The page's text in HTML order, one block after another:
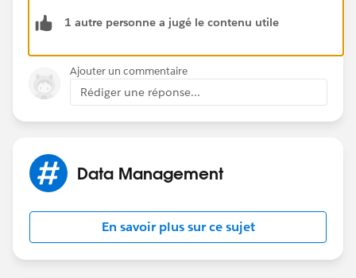
1 autre personne a jugé le contenu utile
Ajouter un commentaire
Rédiger une réponse...
Data Management
En savoir plus sur ce sujet